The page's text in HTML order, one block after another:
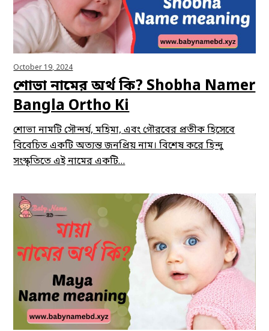
October 19, 2024
শোভা নামের অর্থ কি? Shobha Namer
Bangla Ortho Ki
শোভা নামটি সৌন্দর্য, মহিমা, এবং গৌরবের প্রতীক হিসেবে
বিবেচিত একটি অত্যন্ত জনপ্রিয় নাম। বিশেষ করে হিন্দু
সংস্কৃতিতে এই নামের একটি…